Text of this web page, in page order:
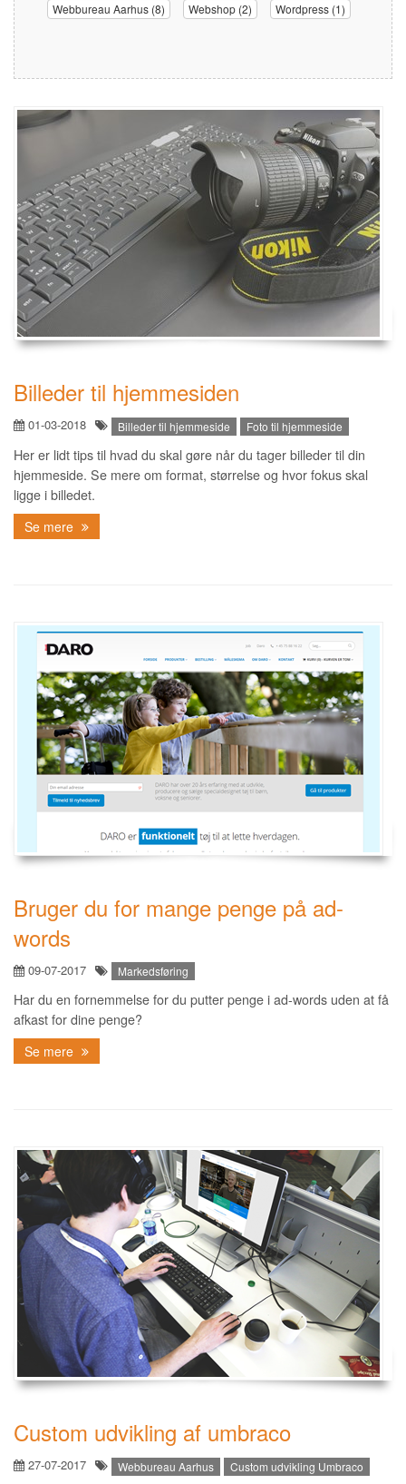
Webbureau Aarhus (8)
Webshop (2) Wordpress (1)
Billeder til hjemmesiden
01-03-2018 Billeder til hjemmeside Foto til hjemmeside
Her er lidt tips til hvad du skal gøre når du tager billeder til din
hjemmeside. Se mere om format, størrelse og hvor fokus skal
ligge i billedet.
Se mere
Bruger du for mange penge på ad-
words
09-07-2017 Markedsføring
Har du en fornemmelse for du putter penge i ad-words uden at få
afkast for dine penge?
Se mere
Custom udvikling af umbraco
27-07-2017 Webbureau Aarhus Custom udvikling Umbraco